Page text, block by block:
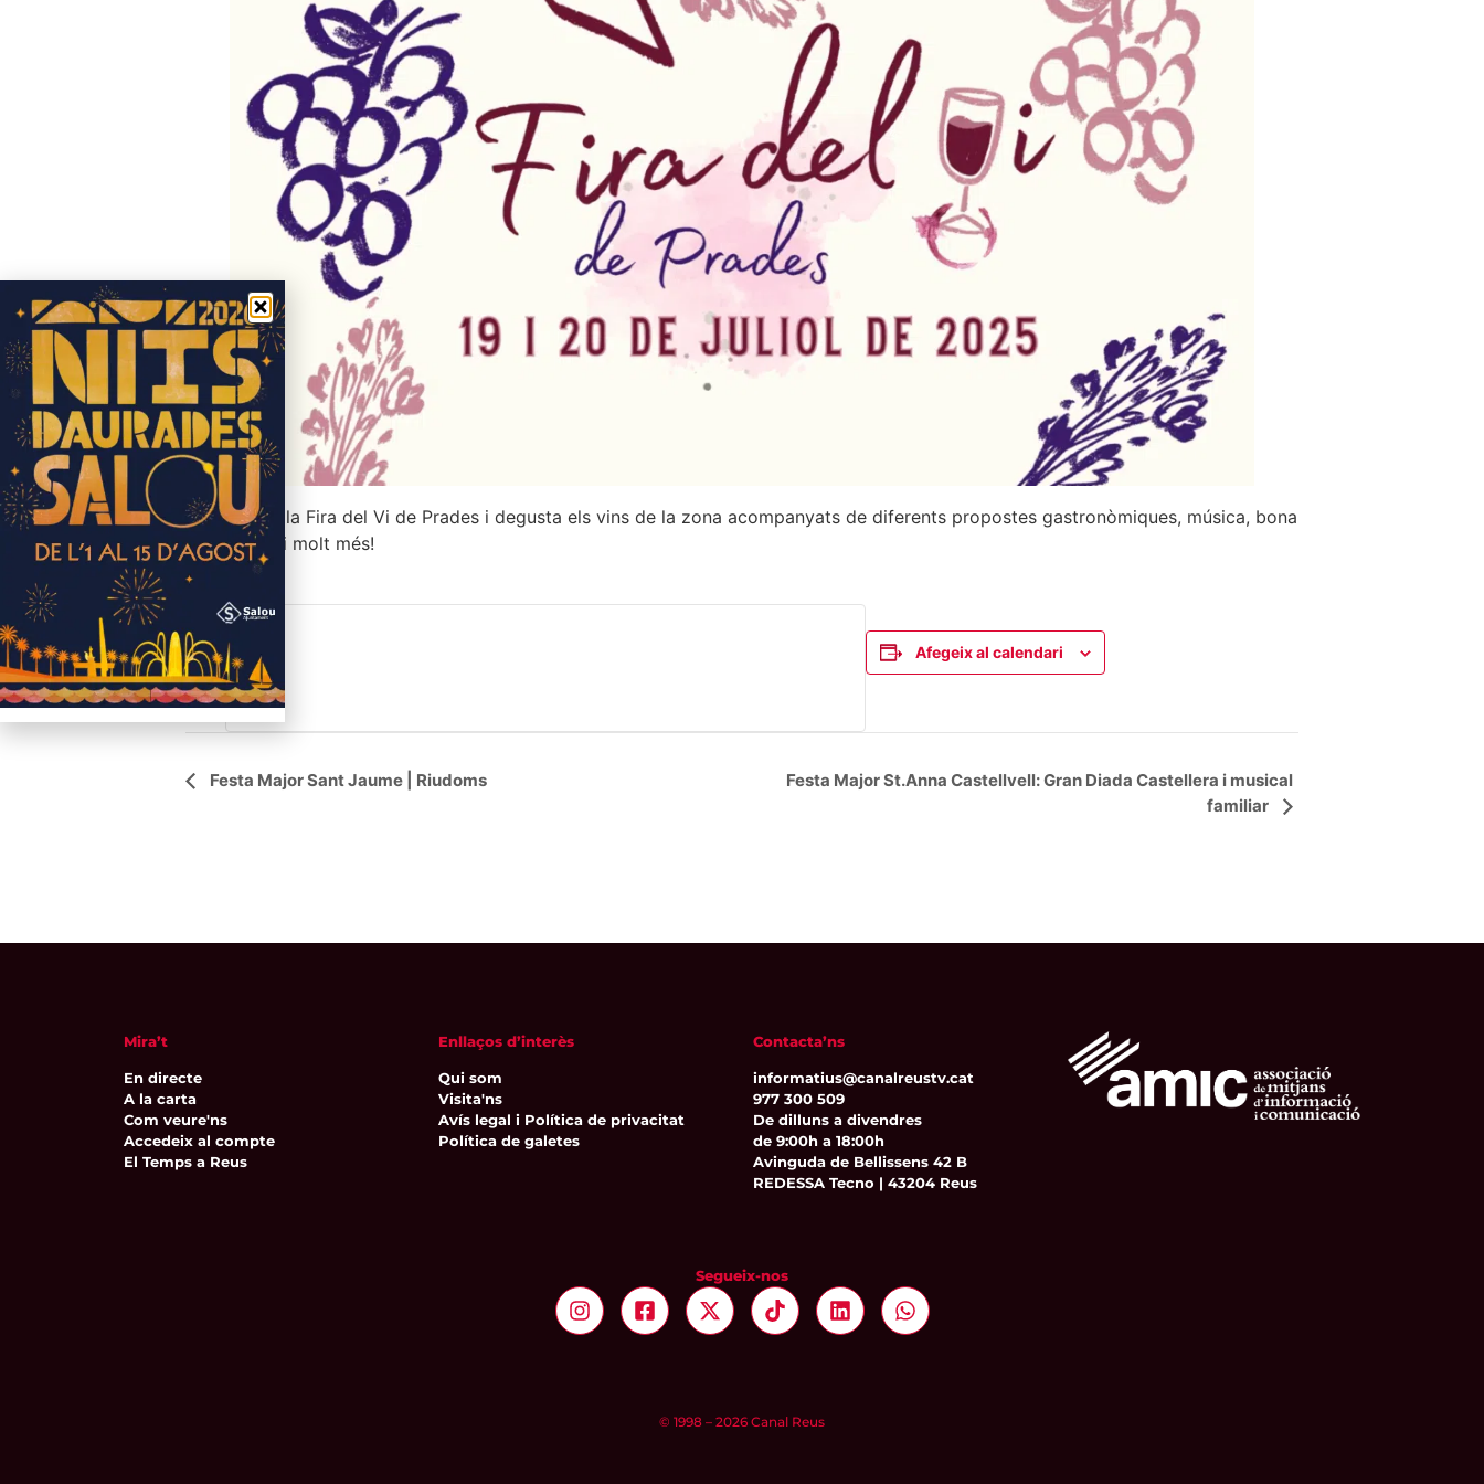
Gaudeix de la Fira del Vi de Prades i degusta els vins de la zona acompanyats de diferents propostes gastronòmiques, música, bona
companyia i molt més!
Free Afegeix al calendari
Navegació
Festa Major Sant Jaume | Riudoms
Festa Major St.Anna Castellvell: Gran Diada Castellera i musical
familiar
Mira’t
En directe
A la carta
Com veure'ns
Accedeix al compte
El Temps a Reus
Enllaços d’interès
Qui som
Visita'ns
Avís legal i Política de privacitat
Política de galetes
Contacta’ns
informatius@canalreustv.cat
977 300 509
De dilluns a divendres
de 9:00h a 18:00h
Avinguda de Bellissens 42 B
REDESSA Tecno | 43204 Reus
Segueix-nos
© 1998 – 2026 Canal Reus